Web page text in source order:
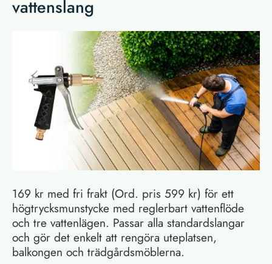
vattenslang
169 kr med fri frakt (Ord. pris 599 kr) för ett
högtrycksmunstycke med reglerbart vattenflöde
och tre vattenlägen. Passar alla standardslangar
och gör det enkelt att rengöra uteplatsen,
balkongen och trädgårdsmöblerna.